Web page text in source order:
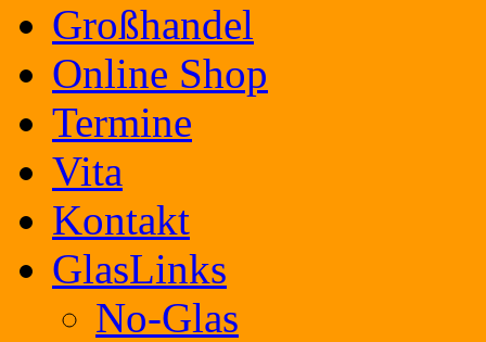
Großhandel
Online Shop
Termine
Vita
Kontakt
GlasLinks
No-Glas